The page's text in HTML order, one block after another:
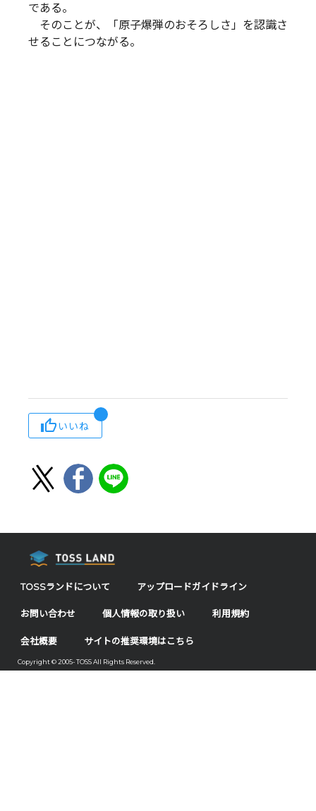
である。
そのことが、「原子爆弾のおそろしさ」を認識さ
せることにつながる。
いいね
TOSSランドについて アップロードガイドライン
お問い合わせ 個人情報の取り扱い 利用規約
会社概要 サイトの推奨環境はこちら
Copyright © 2005- TOSS All Rights Reserved.